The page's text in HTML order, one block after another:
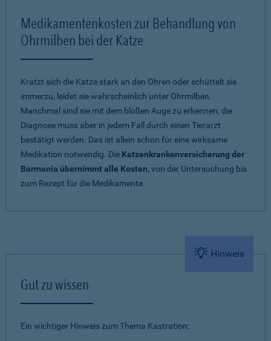
Medikamentenkosten zur Behandlung von
Ohrmilben bei der Katze
Kratzt sich die Katze stark an den Ohren oder schüttelt sie
immerzu, leidet sie wahrscheinlich unter Ohrmilben.
Manchmal sind sie mit dem bloßen Auge zu erkennen, die
Diagnose muss aber in jedem Fall durch einen Tierarzt
bestätigt werden. Das ist allein schon für eine wirksame
Medikation notwendig. Die Katzenkrankenversicherung der
Barmenia übernimmt alle Kosten, von der Untersuchung bis
zum Rezept für die Medikamente.
Hinweis
Gut zu wissen
Ein wichtiger Hinweis zum Thema Kastration: